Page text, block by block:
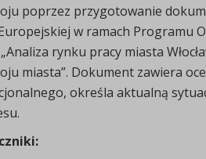
poprzez przygotowanie
w ramach Programu
rynku pracy miasta
miasta”. Dokument zawiera
określa aktualną